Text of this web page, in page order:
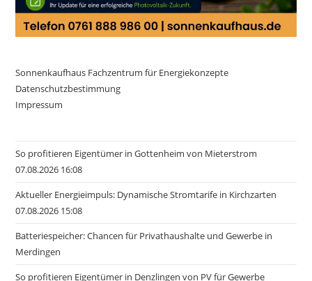
Sonnenkaufhaus Fachzentrum für Energiekonzepte
Datenschutzbestimmung
Impressum
So profitieren Eigentümer in Gottenheim von Mieterstrom
07.08.2026 16:08
Aktueller Energieimpuls: Dynamische Stromtarife in Kirchzarten
07.08.2026 15:08
Batteriespeicher: Chancen für Privathaushalte und Gewerbe in
Merdingen
So profitieren Eigentümer in Denzlingen von PV für Gewerbe